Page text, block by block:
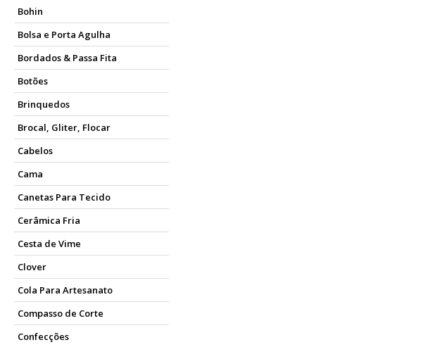
Bohin
Bolsa e Porta Agulha
Bordados & Passa Fita
Botões
Brinquedos
Brocal, Gliter, Flocar
Cabelos
Cama
Canetas Para Tecido
Cerâmica Fria
Cesta de Vime
Clover
Cola Para Artesanato
Compasso de Corte
Confecções